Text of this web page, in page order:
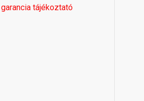
tájékoztató